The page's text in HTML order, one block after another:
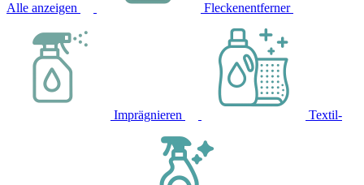
Alle anzeigen Fleckenentferner
Imprägnieren Textil-